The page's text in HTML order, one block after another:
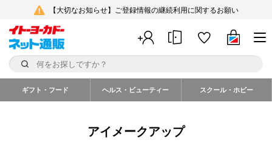
【大切なお知らせ】ご登録情報の継続利用に関するお願い
ギフト・フード ヘルス・ビューティー スクール・ホビー
アイメークアップ